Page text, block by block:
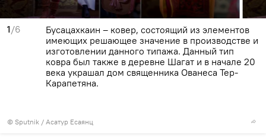
1/6
© Sputnik / Асатур Есаянц
Бусацахкаин – ковер, состоящий из элементов
имеющих решающее значение в производстве и
изготовлении данного типажа. Данный тип
ковра был также в деревне Шагат и в начале 20
века украшал дом священника Ованеса Тер-
Карапетяна.